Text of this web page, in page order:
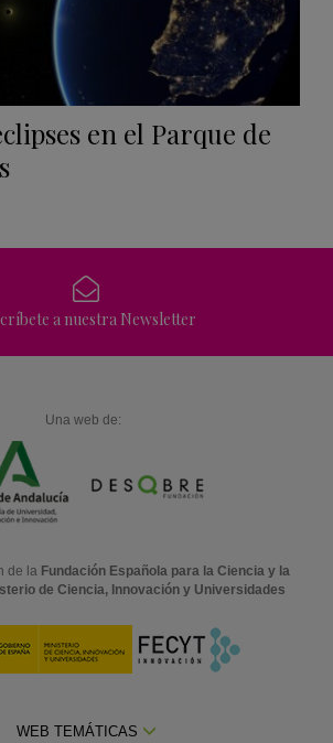
en el Parque de
a nuestra Newsletter
Una web de:
de la Fundación Española para la Ciencia y la
de Ciencia, Innovación y Universidades
WEB TEMÁTICAS